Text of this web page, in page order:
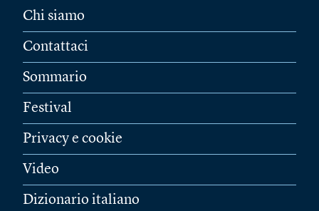
Chi siamo
Contattaci
Sommario
Festival
Privacy e cookie
Video
Dizionario italiano